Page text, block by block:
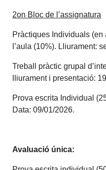
2on Bloc de l’assignatura
Pràctiques Individuals
l’aula (10%). Lliurament:
Treball pràctic grupal
lliurament i presentació:
Prova escrita Individual
Data: 09/01/2026.
Avaluació única: